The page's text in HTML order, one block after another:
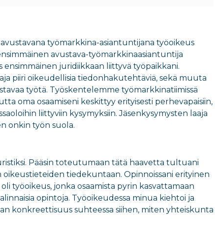
avustavana työmarkkina-asiantuntijana työoikeus
avustava-työmarkkinaasiantuntija
ensimmäinen juridiikkaan liittyvä työpaikkani.
piiri oikeudellisiatiedonhakutehtäviä, sekä muuta
työtä. Työskentelemmetyömarkkinatiimissä
oma osaamiseni keskittyy erityisesti perhevapaisiin,
liittyviin kysymyksiin.Jäsenkysymysten laaja
onkin työn suola.
Pääsintoteutumaan tätä haavetta tultuani
oikeustieteiden tiedekuntaan. Opinnoissani erityinen
olityöoikeus, jonka osaamista pyrin kasvattamaan
opintoja. Työoikeudessa minua kiehtoi ja
konkreettisuussuhteessa siihen, miten yhteiskunta